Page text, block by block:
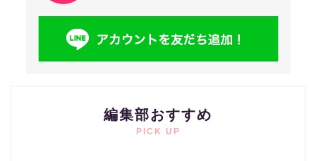
編集部おすすめ
PICK UP